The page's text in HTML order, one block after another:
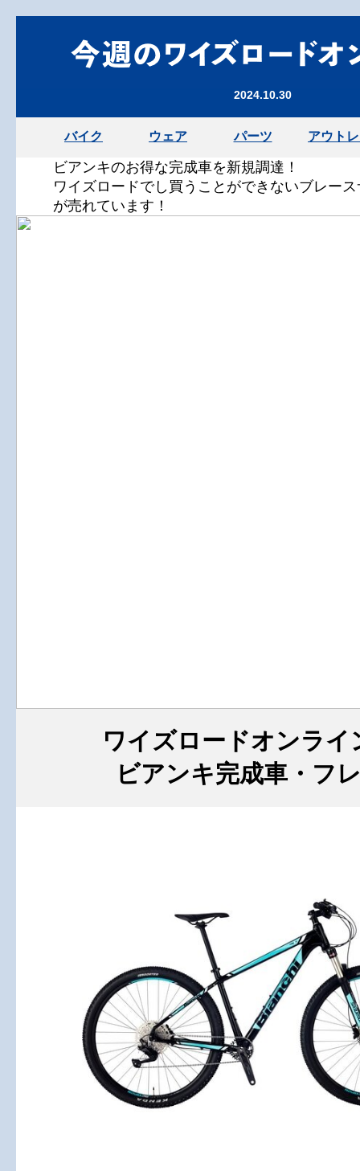
2024.10.30
バイク ウェア パーツ アウト
ビアンキのお得な完成車を新規調達！
ワイズロードでし買うことができないブレー
が売れています！
ワイズロードオンライ
ビアンキ完成車・フ